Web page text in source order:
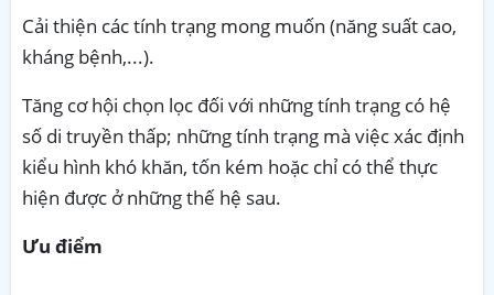
Cải thiện các tính trạng mong muốn (năng suất cao,
kháng bệnh,...).
Tăng cơ hội chọn lọc đối với những tính trạng có hệ
số di truyền thấp; những tính trạng mà việc xác định
kiểu hình khó khăn, tốn kém hoặc chỉ có thể thực
hiện được ở những thế hệ sau.
Ưu điểm